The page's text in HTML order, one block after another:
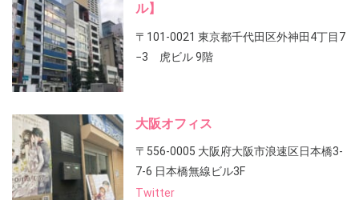
ル】
〒101-0021 東京都千代田区外神田4丁目7
−3 虎ビル 9階
大阪オフィス
〒556-0005 大阪府大阪市浪速区日本橋3-
7-6 日本橋無線ビル3F
Twitter